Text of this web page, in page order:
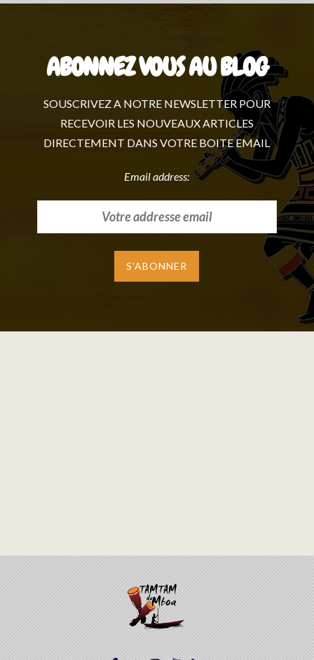
ABONNEZ VOUS AU BLOG
SOUSCRIVEZ A NOTRE NEWSLETTER POUR
RECEVOIR LES NOUVEAUX ARTICLES
DIRECTEMENT DANS VOTRE BOITE EMAIL
Email address: